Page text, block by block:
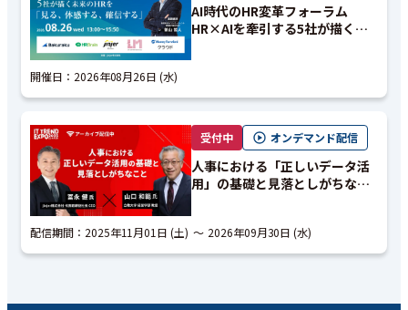
AI時代のHR変革フォーラム
HR×AIを牽引する5社が描く未
開催日： 2026年08月26日 (水)
受付中 オンデマンド配信
人事における「正しいデータ活
用」の基礎と見落としがちなこ
配信期間： 2025年11月01日 (土) 2026年09月30日 (水)